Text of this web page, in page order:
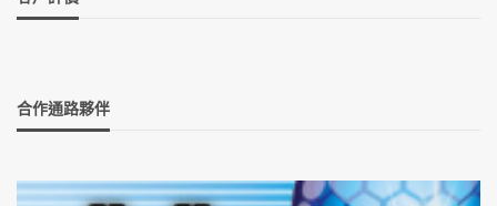
合作通路夥伴